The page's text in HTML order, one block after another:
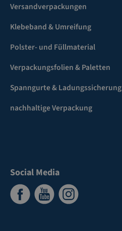
Versandverpackungen
Klebeband & Umreifung
Polster- und Füllmaterial
Verpackungsfolien & Paletten
Spanngurte & Ladungssicherung
nachhaltige Verpackung
Social Media